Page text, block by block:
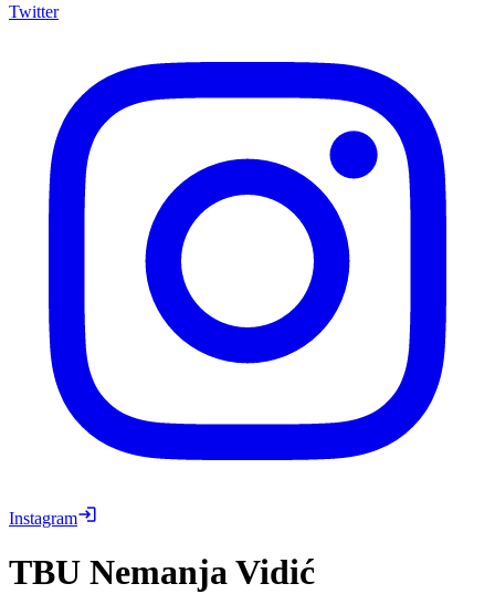
Twitter
Instagram
TBU Nemanja Vidić